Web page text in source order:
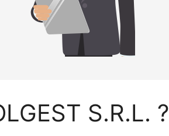
S.R.L. ?